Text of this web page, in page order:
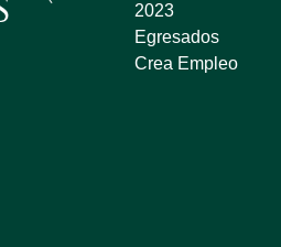
2023
Egresados
Crea Empleo